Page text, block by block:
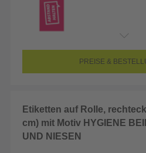
PREISE &
Etiketten auf Rolle,
cm) mit Motiv HYGIENE
UND NIESEN